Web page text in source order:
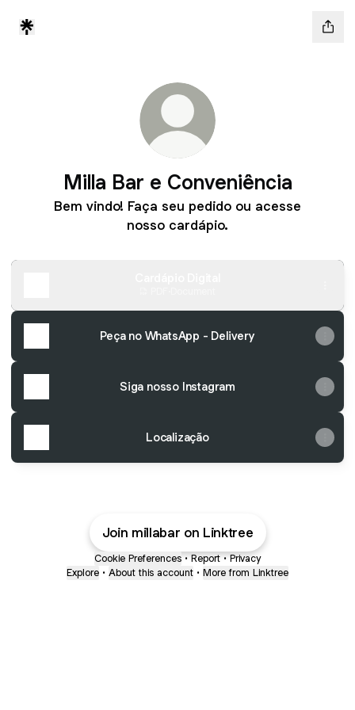
Milla Bar e Conveniência
Bem vindo! Faça seu pedido ou acesse
nosso cardápio.
Peça no WhatsApp - Delivery
Siga nosso Instagram
Localização
Join millabar on Linktree
Cookie Preferences • Report • Privacy
Explore • About this account • More from Linktree